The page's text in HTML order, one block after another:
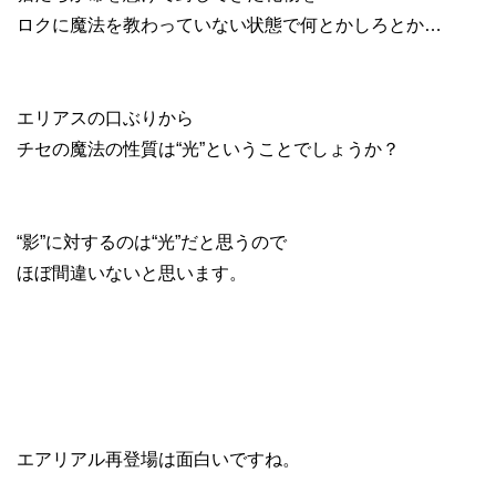
ロクに魔法を教わっていない状態で何とかしろとか…
エリアスの口ぶりから
チセの魔法の性質は“光”ということでしょうか？
“影”に対するのは“光”だと思うので
ほぼ間違いないと思います。
エアリアル再登場は面白いですね。